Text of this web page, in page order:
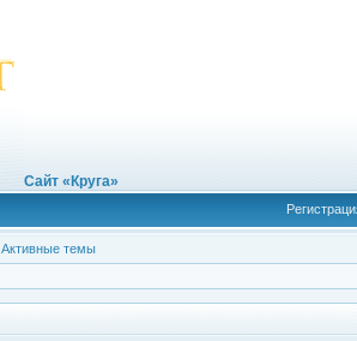
Сайт «Круга»
Активные темы